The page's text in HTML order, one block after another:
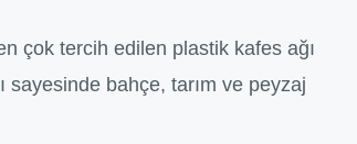
çok tercih edilen plastik kafes ağı
sayesinde bahçe, tarım ve peyzaj